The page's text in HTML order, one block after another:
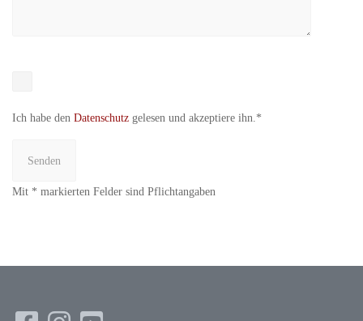
Ich habe den Datenschutz gelesen und akzeptiere ihn.*
Mit * markierten Felder sind Pflichtangaben